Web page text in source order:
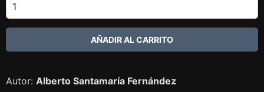
Autor: Alberto Santamaría Fernández